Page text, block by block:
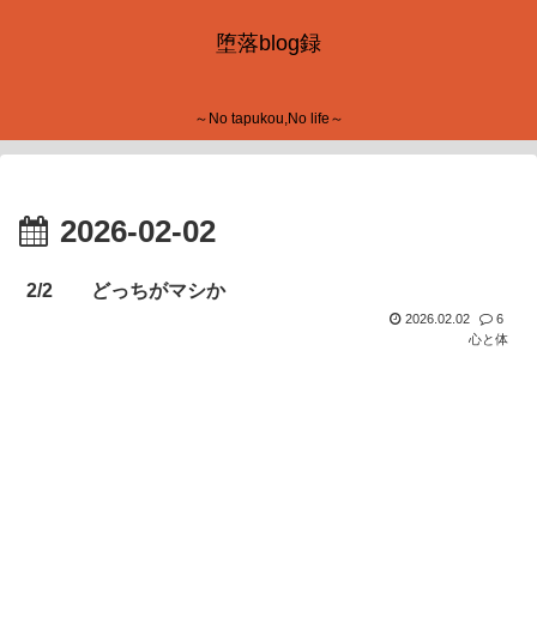
堕落blog録
～No tapukou,No life～
2026-02-02
2/2 どっちがマシか
2026.02.02
6
心と体